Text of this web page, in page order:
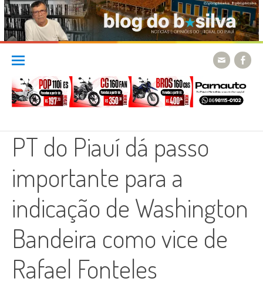
Skip
content
PT do Piauí dá passo
importante para a
indicação de Washington
Bandeira como vice de
Rafael Fonteles